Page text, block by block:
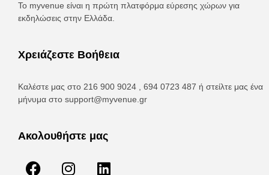
Το myvenue είναι η πρώτη πλατφόρμα εύρεσης χώρων για
εκδηλώσεις στην Ελλάδα.
Χρειάζεστε Βοήθεια
Καλέστε μας στο 216 900 9024 , 694 0723 487 ή στείλτε μας ένα
μήνυμα στο support@myvenue.gr
Ακολουθήστε μας